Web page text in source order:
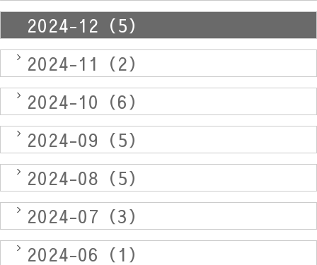
2024-12（5）
2024-11（2）
2024-10（6）
2024-09（5）
2024-08（5）
2024-07（3）
2024-06（1）